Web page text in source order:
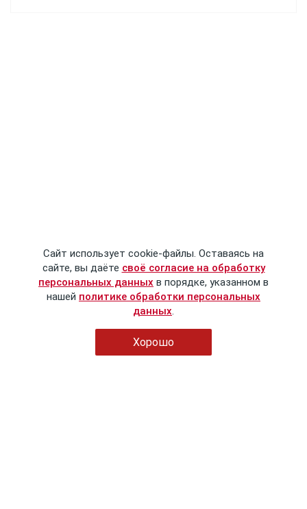
Сайт использует cookie-файлы. Оставаясь на
сайте, вы даёте своё согласие на обработку
персональных данных в порядке, указанном в
нашей политике обработки персональных
данных.
Хорошо